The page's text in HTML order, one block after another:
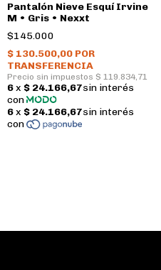
Pantalón Nieve Esquí Irvine
M • Gris • Nexxt
$145.000